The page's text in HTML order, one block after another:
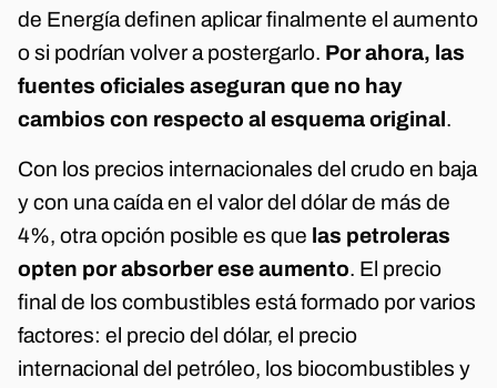
de Energía definen aplicar finalmente el aumento
o si podrían volver a postergarlo. Por ahora, las
fuentes oficiales aseguran que no hay
cambios con respecto al esquema original.
Con los precios internacionales del crudo en baja
y con una caída en el valor del dólar de más de
4%, otra opción posible es que las petroleras
opten por absorber ese aumento. El precio
final de los combustibles está formado por varios
factores: el precio del dólar, el precio
internacional del petróleo, los biocombustibles y